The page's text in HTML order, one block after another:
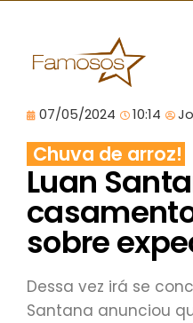
07/05/2024 10:14
Chuva de arroz!
Luan
sobre
Dessa vez irá se
Santana anunciou